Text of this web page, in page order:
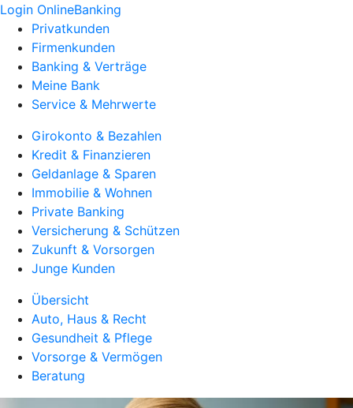
Login OnlineBanking
Privatkunden
Firmenkunden
Banking & Verträge
Meine Bank
Service & Mehrwerte
Girokonto & Bezahlen
Kredit & Finanzieren
Geldanlage & Sparen
Immobilie & Wohnen
Private Banking
Versicherung & Schützen
Zukunft & Vorsorgen
Junge Kunden
Übersicht
Auto, Haus & Recht
Gesundheit & Pflege
Vorsorge & Vermögen
Beratung